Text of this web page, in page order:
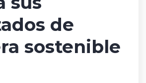
de
sostenible